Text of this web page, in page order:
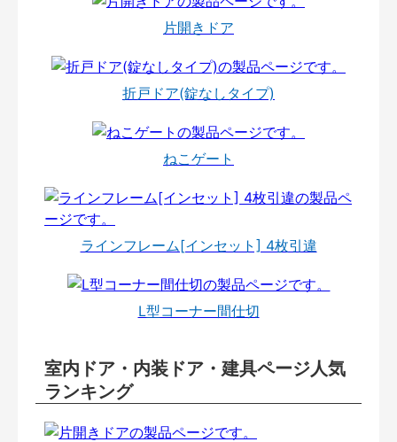
片開きドア
折戸ドア(錠なしタイプ)
ねこゲート
ラインフレーム[インセット] 4枚引違
L型コーナー間仕切
室内ドア・内装ドア・建具ページ人気
ランキング